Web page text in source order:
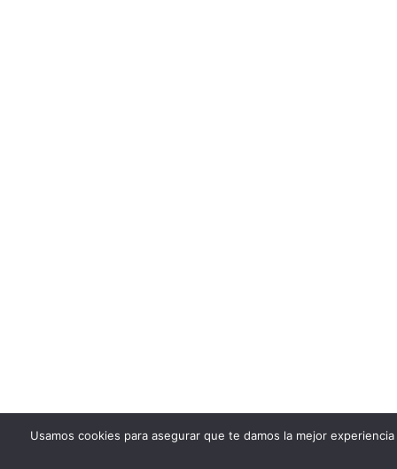
Usamos cookies para asegurar que te damos la mejor